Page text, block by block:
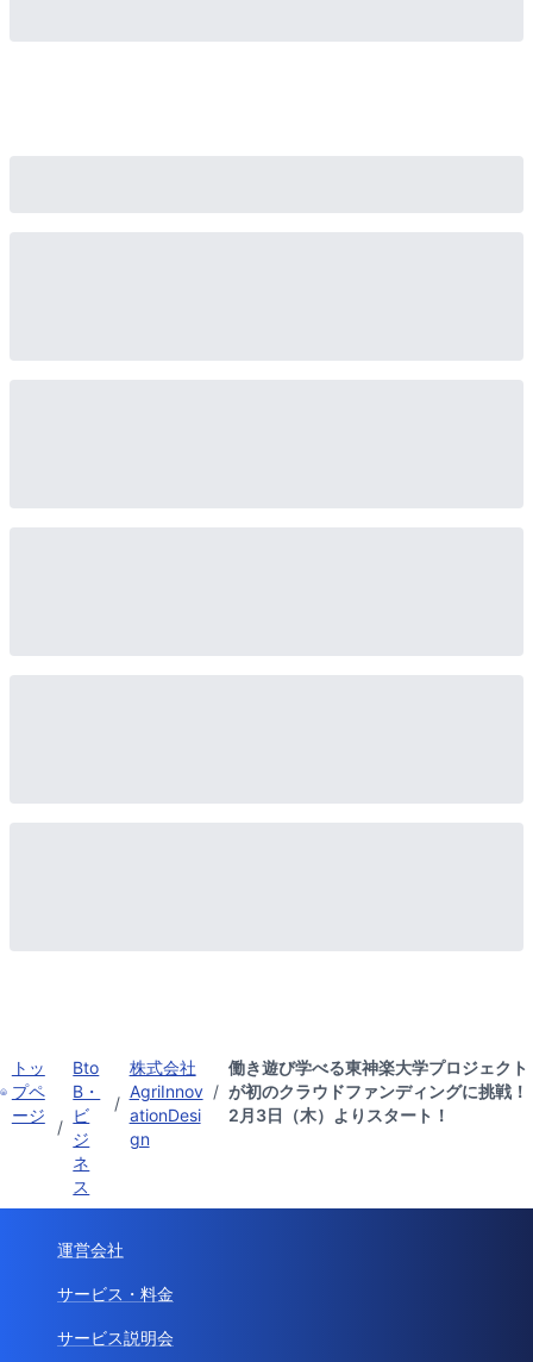
トッ
プペ
ージ
/
Bto
B・
ビ
ジ
ネ
ス
/
株式会社
AgriInnov
ationDesi
gn
/
働き遊び学べる東神楽大学プロジェクト
が初のクラウドファンディングに挑戦！
2月3日（木）よりスタート！
運営会社
サービス・料金
サービス説明会